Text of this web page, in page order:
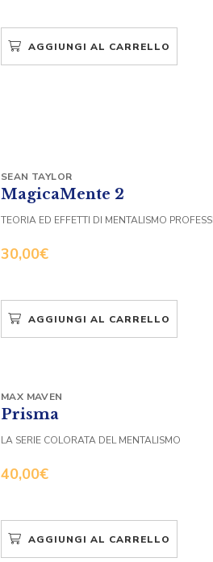
AGGIUNGI AL CARRELLO
MagicaMente 2
30,00€
SEAN TAYLOR
TEORIA ED EFFETTI DI MENTALISMO
AGGIUNGI AL CARRELLO
Prisma
40,00€
MAX MAVEN
LA SERIE COLORATA DEL MENTALISMO
AGGIUNGI AL CARRELLO